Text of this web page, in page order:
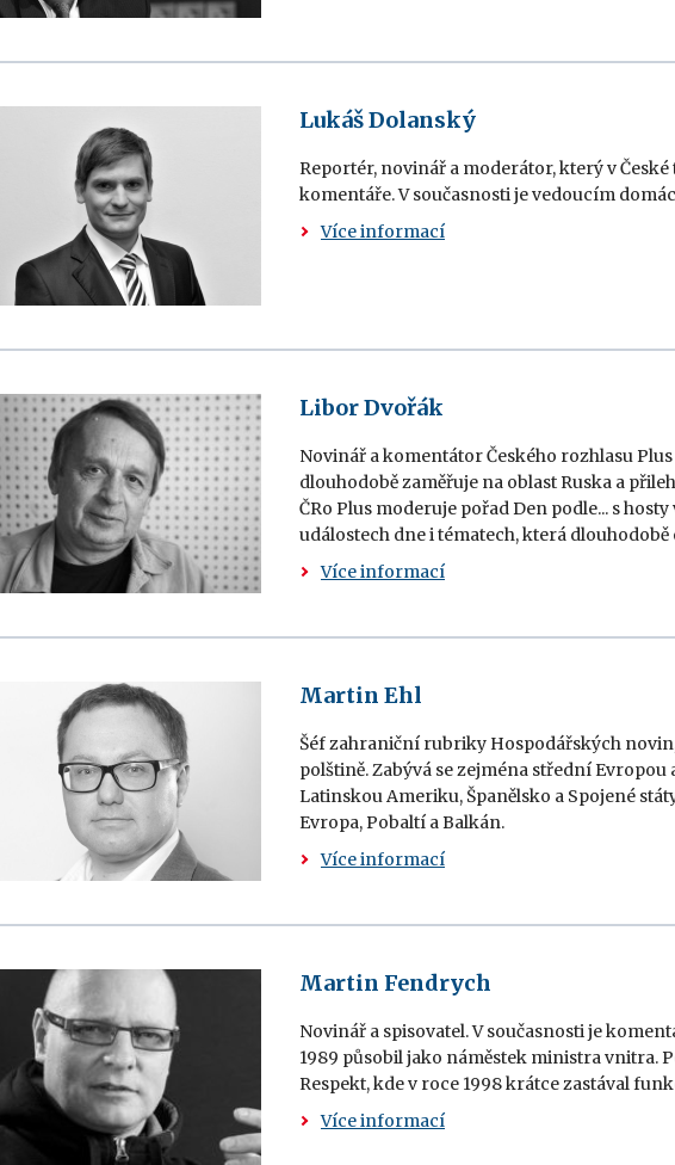
Lukáš Dolanský
Reportér, novinář a moderátor, který v
komentáře. V současnosti je vedoucím
Více informací
Libor Dvořák
Novinář a komentátor Českého rozhlasu
dlouhodobě zaměřuje na oblast Ruska a
ČRo Plus moderuje pořad Den podle... s
událostech dne i tématech, která
Více informací
Martin Ehl
Šéf zahraniční rubriky Hospodářských
polštině. Zabývá se zejména střední
Latinskou Ameriku, Španělsko a Spojené
Evropa, Pobaltí a Balkán.
Více informací
Martin Fendrych
Novinář a spisovatel. V současnosti je
1989 působil jako náměstek ministra vnitra.
Respekt, kde v roce 1998 krátce zastával
Více informací